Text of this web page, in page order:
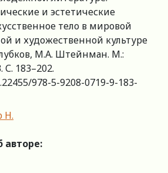
и эстетические
тело в мировой
и художественной культуре
М.А. Штейнман. М.:
183–202.
978-5-9208-0719-9-183-
Н.